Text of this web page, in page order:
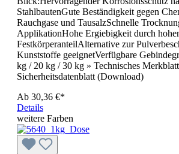
StahlbautenGute Beständigkeit gegen
Rauchgase und TausalzSchnelle
ApplikationHohe Ergiebigkeit durch
FestkörperanteilAlternative zur
Kunststoffe geeignetVerfügbare
kg / 20 kg / 30 kg » Technisches
Sicherheitsdatenblatt (Download)
Ab 30,36 €*
Details
weitere Farben